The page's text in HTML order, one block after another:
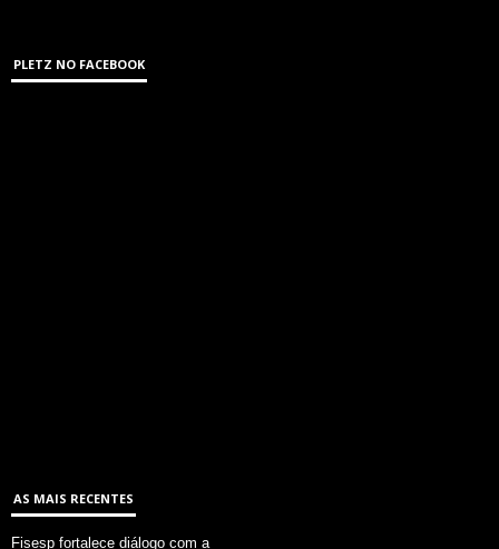
PLETZ NO FACEBOOK
AS MAIS RECENTES
Fisesp fortalece diálogo com a